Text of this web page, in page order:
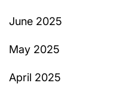
June 2025
May 2025
April 2025